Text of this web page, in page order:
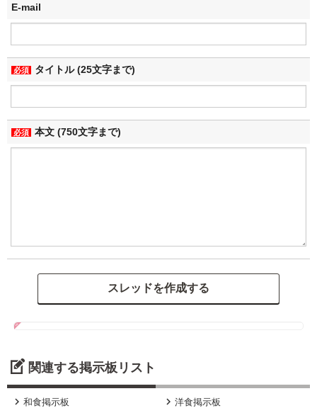
E-mail
必須 タイトル (25文字まで)
必須 本文 (750文字まで)
関連する掲示板リスト
 和食掲示板  洋食掲示板